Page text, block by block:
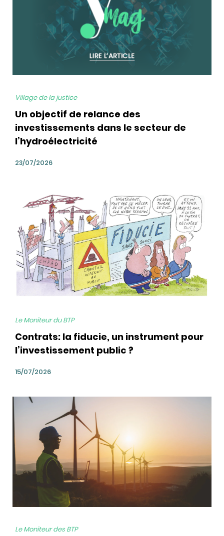
Village de la justice
Un objectif de relance des
investissements dans le secteur de
l’hydroélectricité
23/07/2026
Le Moniteur du BTP
Contrats: la fiducie, un instrument pour
l’investissement public ?
15/07/2026
bg
Le Moniteur des BTP